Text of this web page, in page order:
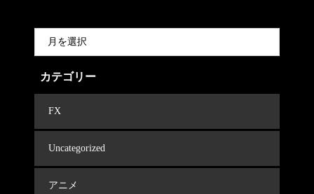
カテゴリー
FX
Uncategorized
アニメ